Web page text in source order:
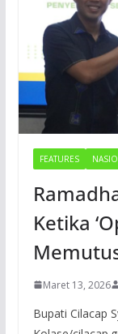
FEATURES
Ketika
Maret 13, 2026
Bupati Cilacap